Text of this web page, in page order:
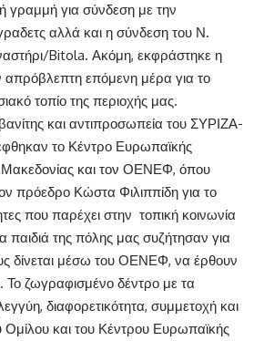
γραμμή για σύνδεση με την
αλλά και η σύνδεση του Ν.
Bitola. Ακόμη, εκφράστηκε η
απρόβλεπτη επόμενη μέρα για το
τοπίο της περιοχής μας.
και αντιπροσωπεία του ΣΥΡΙΖΑ-
το Κέντρο Ευρωπαϊκής
και τον ΟΕΝΕΦ, όπου
πρόεδρο Κώστα Φιλιππίδη για το
που παρέχει στην τοπική κοινωνία
παιδιά της πόλης μας συζήτησαν για
δίνεται μέσω του ΟΕΝΕΦ, να έρθουν
ζωγραφισμένο δέντρο με τα
διαφορετικότητα, συμμετοχή και
και του Κέντρου Ευρωπαϊκής